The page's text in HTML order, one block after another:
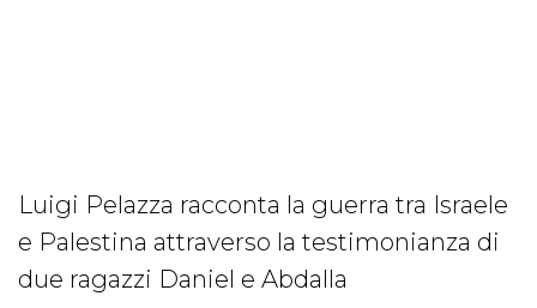
Luigi Pelazza racconta la guerra tra Israele
e Palestina attraverso la testimonianza di
due ragazzi Daniel e Abdalla